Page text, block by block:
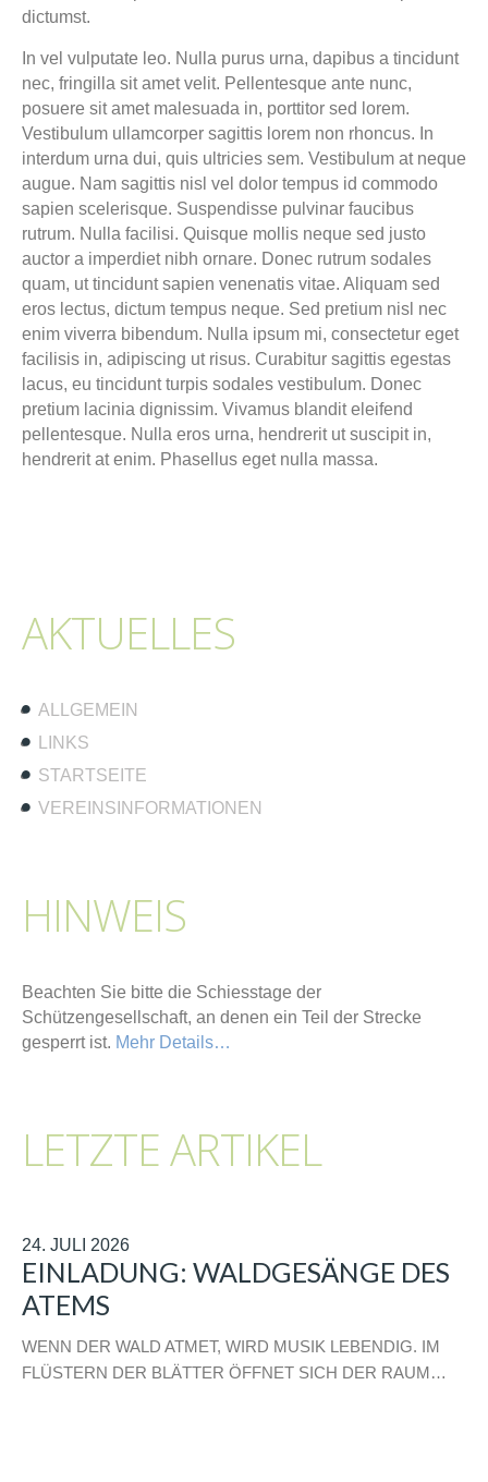
dictumst.
In vel vulputate leo. Nulla purus urna, dapibus a tincidunt
nec, fringilla sit amet velit. Pellentesque ante nunc,
posuere sit amet malesuada in, porttitor sed lorem.
Vestibulum ullamcorper sagittis lorem non rhoncus. In
interdum urna dui, quis ultricies sem. Vestibulum at neque
augue. Nam sagittis nisl vel dolor tempus id commodo
sapien scelerisque. Suspendisse pulvinar faucibus
rutrum. Nulla facilisi. Quisque mollis neque sed justo
auctor a imperdiet nibh ornare. Donec rutrum sodales
quam, ut tincidunt sapien venenatis vitae. Aliquam sed
eros lectus, dictum tempus neque. Sed pretium nisl nec
enim viverra bibendum. Nulla ipsum mi, consectetur eget
facilisis in, adipiscing ut risus. Curabitur sagittis egestas
lacus, eu tincidunt turpis sodales vestibulum. Donec
pretium lacinia dignissim. Vivamus blandit eleifend
pellentesque. Nulla eros urna, hendrerit ut suscipit in,
hendrerit at enim. Phasellus eget nulla massa.
AKTUELLES
ALLGEMEIN
LINKS
STARTSEITE
VEREINSINFORMATIONEN
HINWEIS
Beachten Sie bitte die Schiesstage der
Schützengesellschaft, an denen ein Teil der Strecke
gesperrt ist. Mehr Details…
LETZTE ARTIKEL
24. JULI 2026
EINLADUNG: WALDGESÄNGE DES
ATEMS
WENN DER WALD ATMET, WIRD MUSIK LEBENDIG. IM
FLÜSTERN DER BLÄTTER ÖFFNET SICH DER RAUM…